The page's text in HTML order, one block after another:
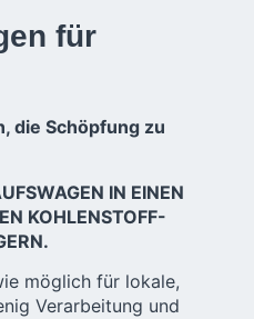
für
die Schöpfung zu
IN EINEN
KOHLENSTOFF-
möglich für lokale,
Verarbeitung und